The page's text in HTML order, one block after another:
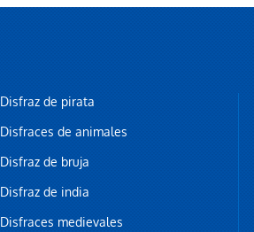
Disfraz de pirata
Disfraces de animales
Disfraz de bruja
Disfraz de india
Disfraces medievales